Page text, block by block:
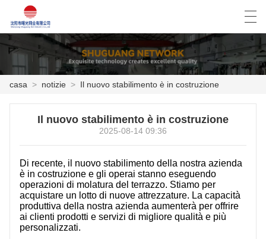
NOTIZIE
CASO
FACTORY TOUR
العربية Deutsch English Español
casa > notizie > Il nuovo stabilimento è in costruzione
Il nuovo stabilimento è in costruzione
2025-08-14 09:36
Di recente, il nuovo stabilimento della nostra azienda
è in costruzione e gli operai stanno eseguendo
operazioni di molatura del terrazzo. Stiamo per
acquistare un lotto di nuove attrezzature. La capacità
produttiva della nostra azienda aumenterà per offrire
ai clienti prodotti e servizi di migliore qualità e più
personalizzati.